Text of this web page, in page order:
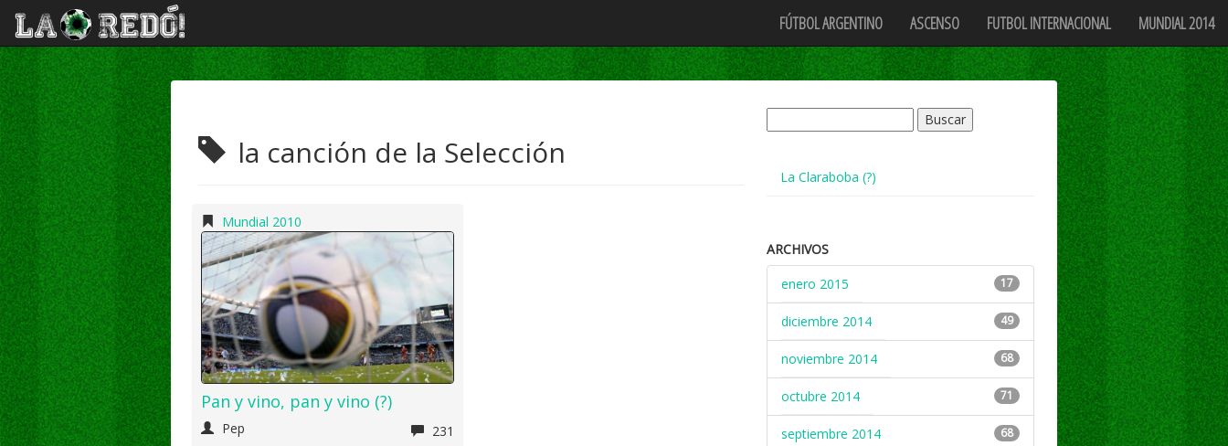
FÚTBOL ARGENTINO ASCENSO FUTBOL INTERNACIONAL MUNDIAL 2014
la canción de la Selección
Mundial 2010
Pan y vino, pan y vino (?)
Pep
231
La Claraboba (?)
ARCHIVOS
enero 2015
17
diciembre 2014 49
noviembre 2014 68
octubre 2014 71
septiembre 2014 68